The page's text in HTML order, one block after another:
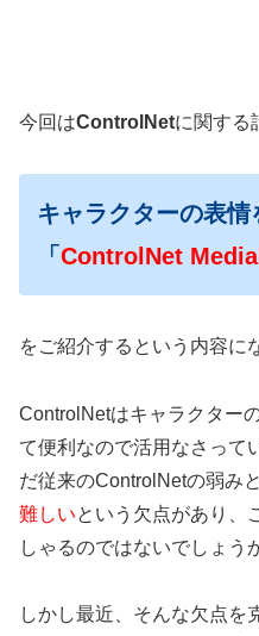
今回はControlNetに関する
キャラクターの表情
「 ControlNet
をご紹介するという内容に
ControlNetはキャラクター
て便利なので活用なさって
だ従来のControlNetの弱み
難しいという欠点があり、
しゃるのではないでしょう
しかし最近、そんな欠点を